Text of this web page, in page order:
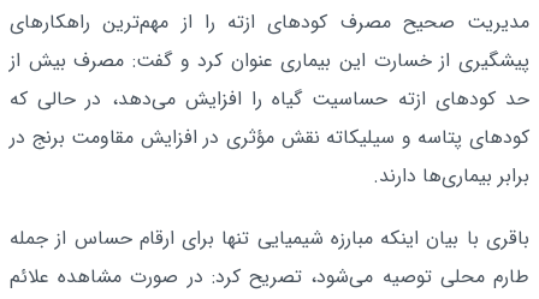
مدیریت صحیح مصرف کودهای ازته را از مهم‌ترین راهکارهای
پیشگیری از خسارت این بیماری عنوان کرد و گفت: مصرف بیش از
حد کودهای ازته حساسیت گیاه را افزایش می‌دهد، در حالی که
کودهای پتاسه و سیلیکاته نقش مؤثری در افزایش مقاومت برنج در
برابر بیماری‌ها دارند.
باقری با بیان اینکه مبارزه شیمیایی تنها برای ارقام حساس از جمله
طارم محلی توصیه می‌شود، تصریح کرد: در صورت مشاهده علائم